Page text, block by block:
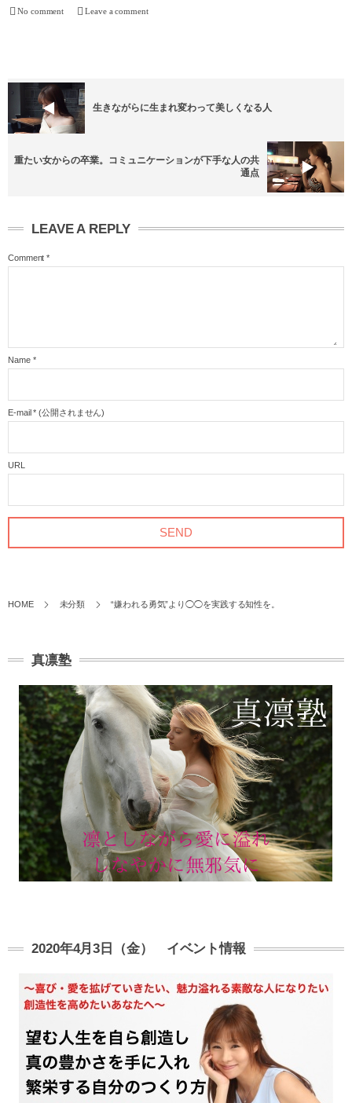
No comment Leave a comment
生きながらに生まれ変わって美しくなる人
重たい女からの卒業。コミュニケーションが下手な人の共
通点
LEAVE A REPLY
Comment *
Name *
E-mail * (公開されません)
URL
HOME 未分類 “嫌われる勇気”より◯◯を実践する知性を。
真凛塾
2020年4月3日（金） イベント情報